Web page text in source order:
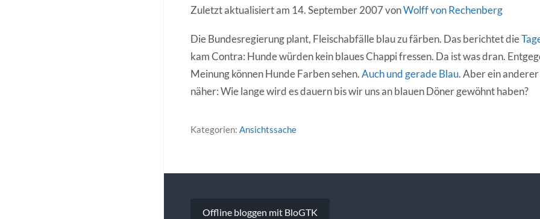
Zuletzt aktualisiert am 14. September 2007 vonWolff von Rechenberg
Die Bundesregierung plant, Fleischabfälle blau zu färben. Das berichtet die
kam Contra: Hunde würden kein blaues Chappi fressen. Da ist was dran.
Meinung können Hunde Farben sehen.Auch und gerade Blau. Aber ein
näher: Wie lange wird es dauern bis wir uns an blauen Döner gewöhnt haben?
Kategorien: Ansichtssache
Offline bloggen mit BloGTK